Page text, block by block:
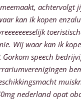
kan ik kopen
Wij waar kan ik
speech
nederland opat